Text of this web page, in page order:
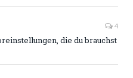
4
die du brauchst